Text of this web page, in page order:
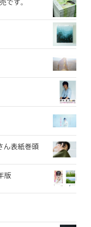
表紙巻頭
版